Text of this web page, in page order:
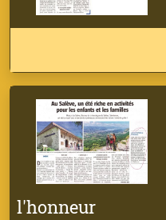
l'honneur